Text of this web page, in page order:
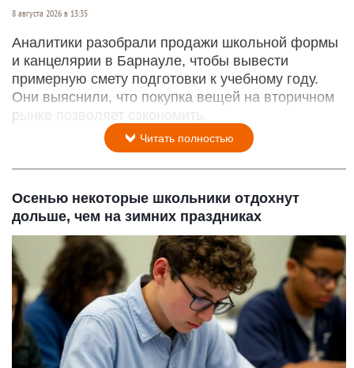
8 августа 2026 в 13:35
Аналитики разобрали продажи школьной формы
и канцелярии в Барнауле, чтобы вывести
примерную смету подготовки к учебному году.
Они выяснили, что покупка вещей на вторичном
рынке позволяет сэкономить.
Читать полностью
Осенью некоторые школьники отдохнут
дольше, чем на зимних праздниках